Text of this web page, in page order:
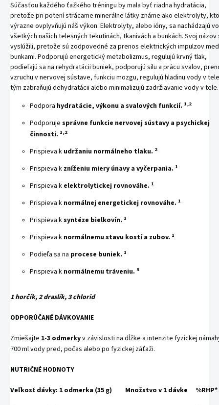
Súčasťou každého ťažkého tréningu by mala byť riadna hydratácia,
pretože pri potení strácame minerálne látky známe ako elektrolyty,
výrazne ovplyvňujú náš výkon. Elektrolyty, alebo ióny, sa nachádzajú vo
všetkých našich telesných tekutinách, tkanivách a bunkách. Svoj názov
vyslúžili, pretože sú zodpovedné za prenos elektrických impulzov
bunkami. Podporujú energetický metabolizmus, regulujú krvný tlak,
podieľajú sa na rehydratácii buniek, podporujú silu a prácu svalov,
vzruchu v nervovej sústave, funkciu mozgu, regulujú hladinu vody v
tým zabraňujú dehydratácii alebo minimalizujú zadržiavanie vody v tele.
Podpora hydratácie, výkonu a svalových funkcií. 1,2
Podporuje správne funkcie nervovej sústavy a psychickej
činnosti. 1,2
Prispieva k udržaniu normálneho tlaku. 2
Prispieva k zníženiu miery únavy a vyčerpania. 1
Prispieva k elektrolytickej rovnováhe. 1
Prispieva k normálnej energetickej rovnováhe. 1
Prispieva ksyntéze bielkovín. 1
Prispieva k normálnemu stavu kostí a zubov. 1
Podieľa sa na procese buniek. 1
Prispieva k normálnemu tráveniu. 3
1 horčík, 2 draslík, 3 chlorid
ODPORÚČANÉ DÁVKOVANIE
Zmiešajte 1-3 odmerkyv závislosti na dĺžke a intenzite fyzickej
700 ml vody pred, počas alebo po fyzickej záťaži.
NUTRIČNÉ HODNOTY
Veľkosť dávky: 1 odmerka (35 g) Množstvo v 1 dávke %RHP*